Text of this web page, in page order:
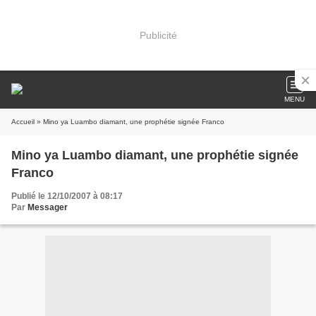
Publicité
MENU
Accueil » Mino ya Luambo diamant, une prophétie signée Franco
Mino ya Luambo diamant, une prophétie signée
Franco
Publié le 12/10/2007 à 08:17
Par Messager